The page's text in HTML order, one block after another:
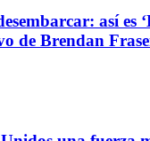
así es
de Brendan